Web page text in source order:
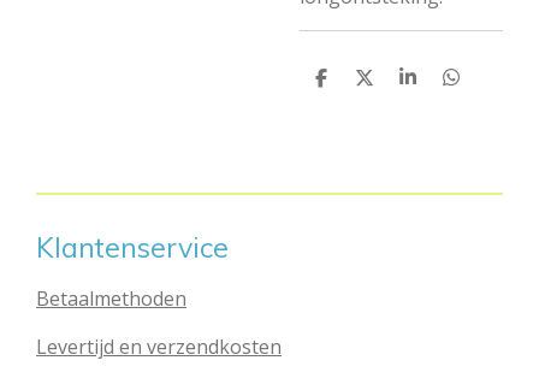
D
D
S
D
Klantenservice
Betaalmethoden
Levertijd en verzendkosten